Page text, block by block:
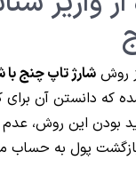
روش شارژ تاپ چنج با
که دانستن آن برای
بودن این روش، عدم
پول به حساب